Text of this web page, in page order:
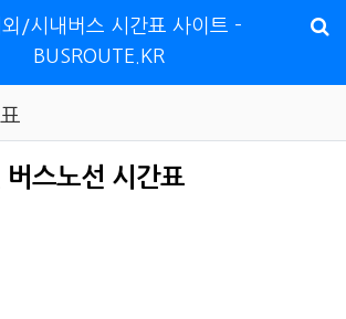
/시내버스 시간표 사이트 -
BUSROUTE.KR
스노선 시간표